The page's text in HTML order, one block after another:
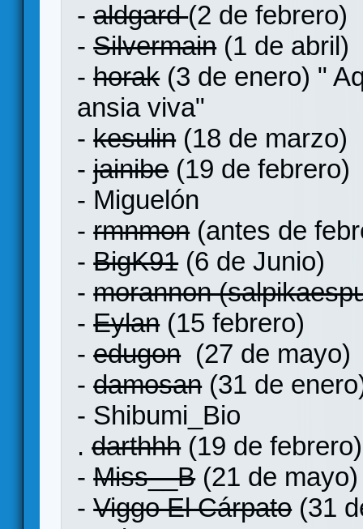
-aldgard(2 de febrero)
-Silvermain(1 de abril)
-horak(3 de enero) "
ansia viva"
-kesulin(18 de marzo)
-jainibe(19 de febrero)
- Miguelón
-rmnmon(antes de
-BigK91(6 de Junio)
-morannon
-Eylan(15 febrero)
-edugon(27 de mayo)
-damosan(31 de
- Shibumi_Bio
.darthhh(19 de febrero)
-Miss__B(21 de mayo)
-Viggo El Cárpato(31